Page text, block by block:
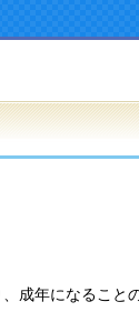
成年になるこ